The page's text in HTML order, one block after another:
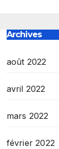
Archives
août 2022
avril 2022
mars 2022
février 2022